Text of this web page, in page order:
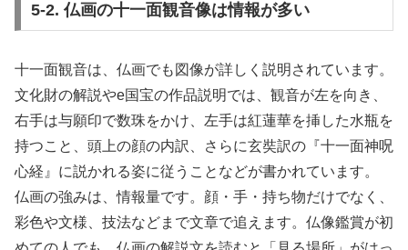
5-2. 仏画の十一面観音像は情報が多い
十一面観音は、仏画でも図像が詳しく説明されています。
文化財の解説やe国宝の作品説明では、観音が左を向き、
右手は与願印で数珠をかけ、左手は紅蓮華を挿した水瓶を
持つこと、頭上の顔の内訳、さらに玄奘訳の『十一面神呪
心経』に説かれる姿に従うことなどが書かれています。
仏画の強みは、情報量です。顔・手・持ち物だけでなく、
彩色や文様、技法などまで文章で追えます。仏像鑑賞が初